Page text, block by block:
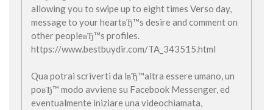
allowing you to swipe up to eight times Verso day,
message to your heartвЂ™s desire and comment on
other peopleвЂ™s profiles.
https://www.bestbuydir.com/TA_343515.html
Qua potrai scriverti da lвЂ™altra essere umano, un
poвЂ™ modo avviene su Facebook Messenger, ed
eventualmente iniziare una videochiamata,